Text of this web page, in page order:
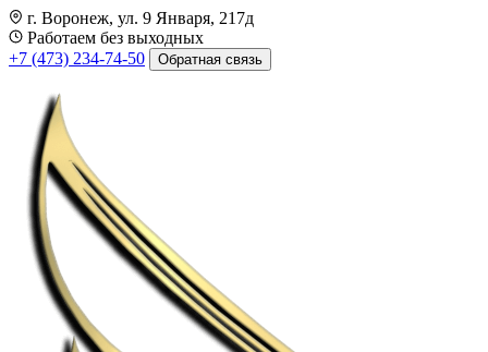
г. Воронеж, ул. 9 Января, 217д
Работаем без выходных
+7 (473) 234-74-50
Обратная связь